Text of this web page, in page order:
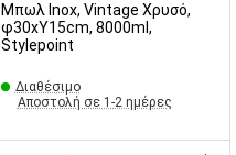
Μπωλ Inox, Vintage Χρυσό,
φ30xΥ15cm, 8000ml,
Stylepoint
Διαθέσιμο
Αποστολή σε 1-2 ημέρες